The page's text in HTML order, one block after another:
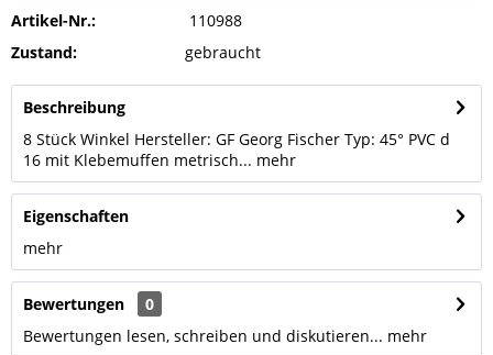
Artikel-Nr.:
110988
Zustand:
gebraucht
Beschreibung
8 Stück Winkel Hersteller: GF Georg Fischer Typ: 45° PVC d
16 mit Klebemuffen metrisch... mehr
Eigenschaften
mehr
Bewertungen
0
Bewertungen lesen, schreiben und diskutieren... mehr